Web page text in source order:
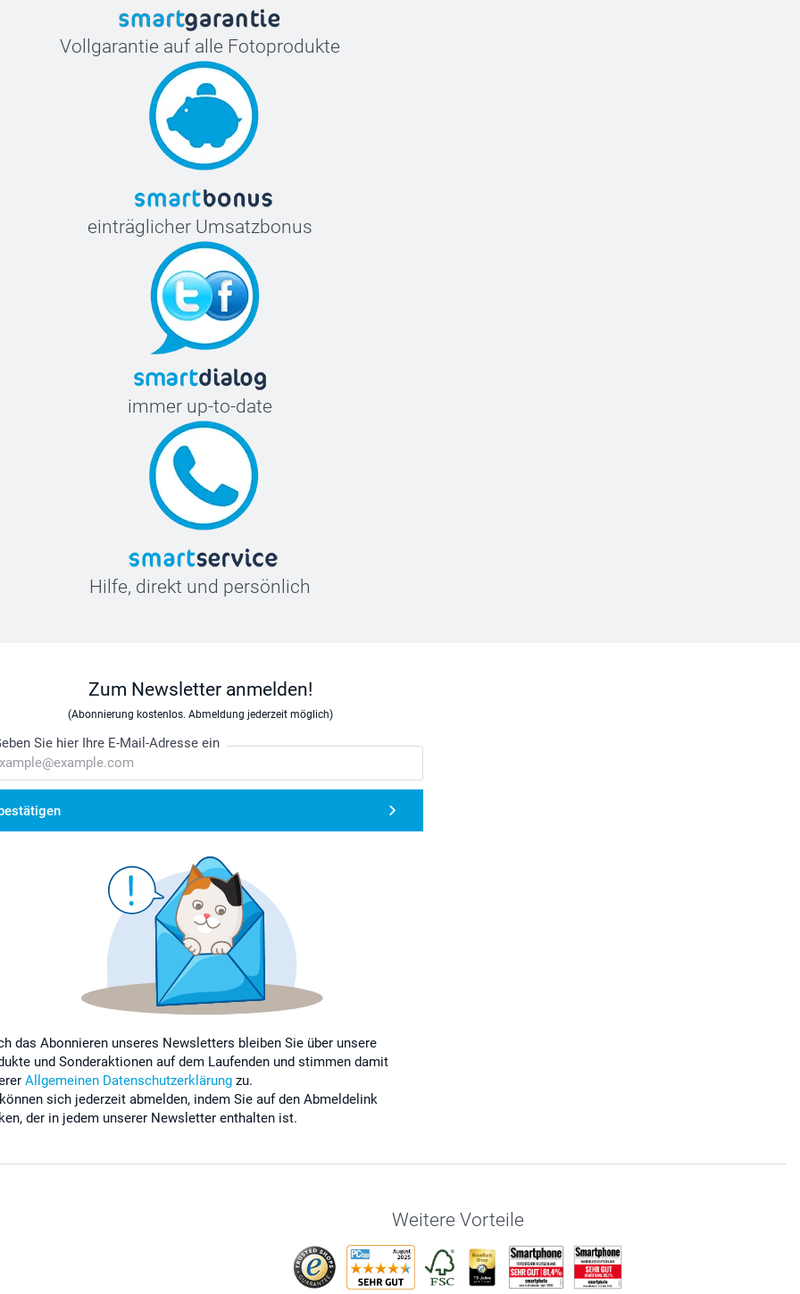
Vollgarantie auf alle Fotoprodukte
einträglicher Umsatzbonus
immer up-to-date
Hilfe, direkt und persönlich
Zum Newsletter anmelden!
(Abonnierung kostenlos. Abmeldung jederzeit möglich)
Sie hier Ihre E-Mail-Adresse ein
das Abonnieren unseres Newsletters bleiben Sie über unsere
und Sonderaktionen auf dem Laufenden und stimmen damit
Allgemeinen Datenschutzerklärung zu.
sich jederzeit abmelden, indem Sie auf den Abmeldelink
der in jedem unserer Newsletter enthalten ist.
Weitere Vorteile